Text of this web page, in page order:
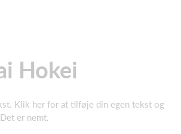
Hokei
Klik her for at tilføje din egen tekst og
er nemt.